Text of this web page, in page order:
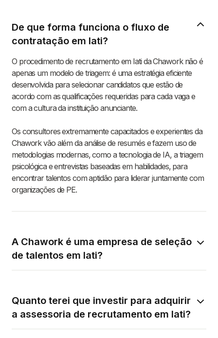
De que forma funciona o fluxo de
contratação em Iati?
O procedimento de recrutamento em Iati da Chawork não é
apenas um modelo de triagem: é uma estratégia eficiente
desenvolvida para selecionar candidatos que estão de
acordo com as qualificações requeridas para cada vaga e
com a cultura da instituição anunciante.
Os consultores extremamente capacitados e experientes da
Chawork vão além da análise de resumés e fazem uso de
metodologias modernas, como a tecnologia de IA, a triagem
psicológica e entrevistas baseadas em habilidades, para
encontrar talentos com aptidão para liderar juntamente com
organizações de PE.
A Chawork é uma empresa de seleção
de talentos em Iati?
Quanto terei que investir para adquirir
a assessoria de recrutamento em Iati?